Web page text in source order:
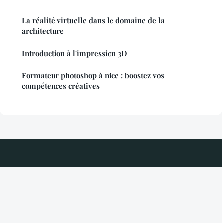
La réalité virtuelle dans le domaine de la
architecture
Introduction à l'impression 3D
Formateur photoshop à nice : boostez vos
compétences créatives
Digitalisationetperformance